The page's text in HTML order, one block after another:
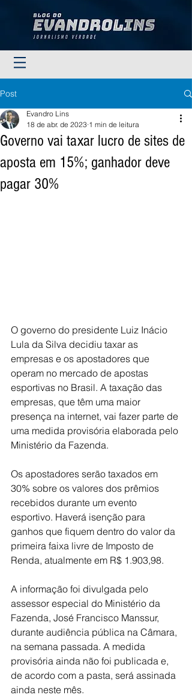
Post
Governo vai taxar lucro de sites de
aposta em 15%; ganhador deve
pagar 30%
Evandro Lins
18 de abr. de 2023 1 min de leitura
O governo do presidente Luiz Inácio
Lula da Silva decidiu taxar as
empresas e os apostadores que
operam no mercado de apostas
esportivas no Brasil. A taxação das
empresas, que têm uma maior
presença na internet, vai fazer parte de
uma medida provisória elaborada pelo
Ministério da Fazenda.
Os apostadores serão taxados em
30% sobre os valores dos prêmios
recebidos durante um evento
esportivo. Haverá isenção para
ganhos que fiquem dentro do valor da
primeira faixa livre de Imposto de
Renda, atualmente em R$ 1.903,98.
A informação foi divulgada pelo
assessor especial do Ministério da
Fazenda, José Francisco Manssur,
durante audiência pública na Câmara,
na semana passada. A medida
provisória ainda não foi publicada e,
de acordo com a pasta, será assinada
ainda neste mês.